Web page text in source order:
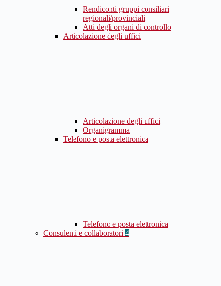
Rendiconti gruppi consiliari
regionali/provinciali
Atti degli organi di controllo
Articolazione degli uffici
Articolazione degli uffici
Organigramma
Telefono e posta elettronica
Telefono e posta elettronica
Consulenti e collaboratori 4